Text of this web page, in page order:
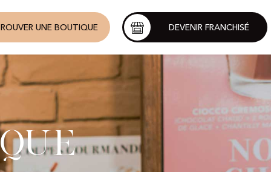
UNE BOUTIQUE DEVENIR FRANCHISÉ